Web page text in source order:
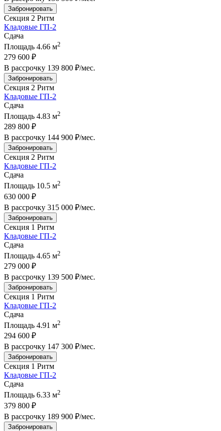
Забронировать
Секция 2 Ритм
Кладовые ГП-2
Сдача
Площадь 4.66 м2
279 600 ₽
В рассрочку 139 800 ₽/мес.
Забронировать
Секция 2 Ритм
Кладовые ГП-2
Сдача
Площадь 4.83 м2
289 800 ₽
В рассрочку 144 900 ₽/мес.
Забронировать
Секция 2 Ритм
Кладовые ГП-2
Сдача
Площадь 10.5 м2
630 000 ₽
В рассрочку 315 000 ₽/мес.
Забронировать
Секция 1 Ритм
Кладовые ГП-2
Сдача
Площадь 4.65 м2
279 000 ₽
В рассрочку 139 500 ₽/мес.
Забронировать
Секция 1 Ритм
Кладовые ГП-2
Сдача
Площадь 4.91 м2
294 600 ₽
В рассрочку 147 300 ₽/мес.
Забронировать
Секция 1 Ритм
Кладовые ГП-2
Сдача
Площадь 6.33 м2
379 800 ₽
В рассрочку 189 900 ₽/мес.
Забронировать